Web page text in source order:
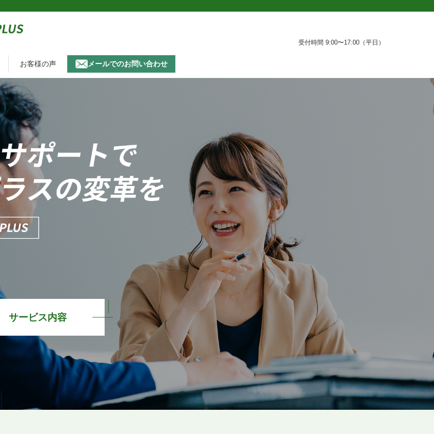
受付時間 9:00〜17:00（平日）
お客様の声 メールでのお問い合わせ
サービス内容